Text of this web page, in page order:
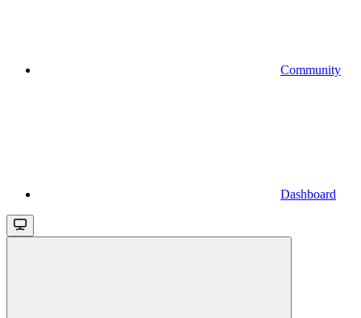
Community
Dashboard